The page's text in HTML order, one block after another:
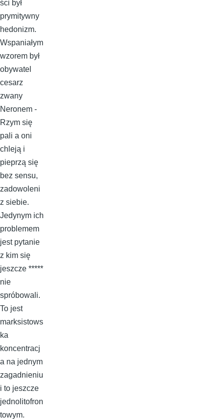
ści był
prymitywny
hedonizm.
Wspaniałym
wzorem był
obywatel
cesarz
zwany
Neronem -
Rzym się
pali a oni
chleją i
pieprzą się
bez sensu,
zadowoleni
z siebie.
Jedynym ich
problemem
jest pytanie
z kim się
jeszcze *****
nie
spróbowali.
To jest
marksistows
ka
koncentracj
a na jednym
zagadnieniu
i to jeszcze
jednolitofron
towym.